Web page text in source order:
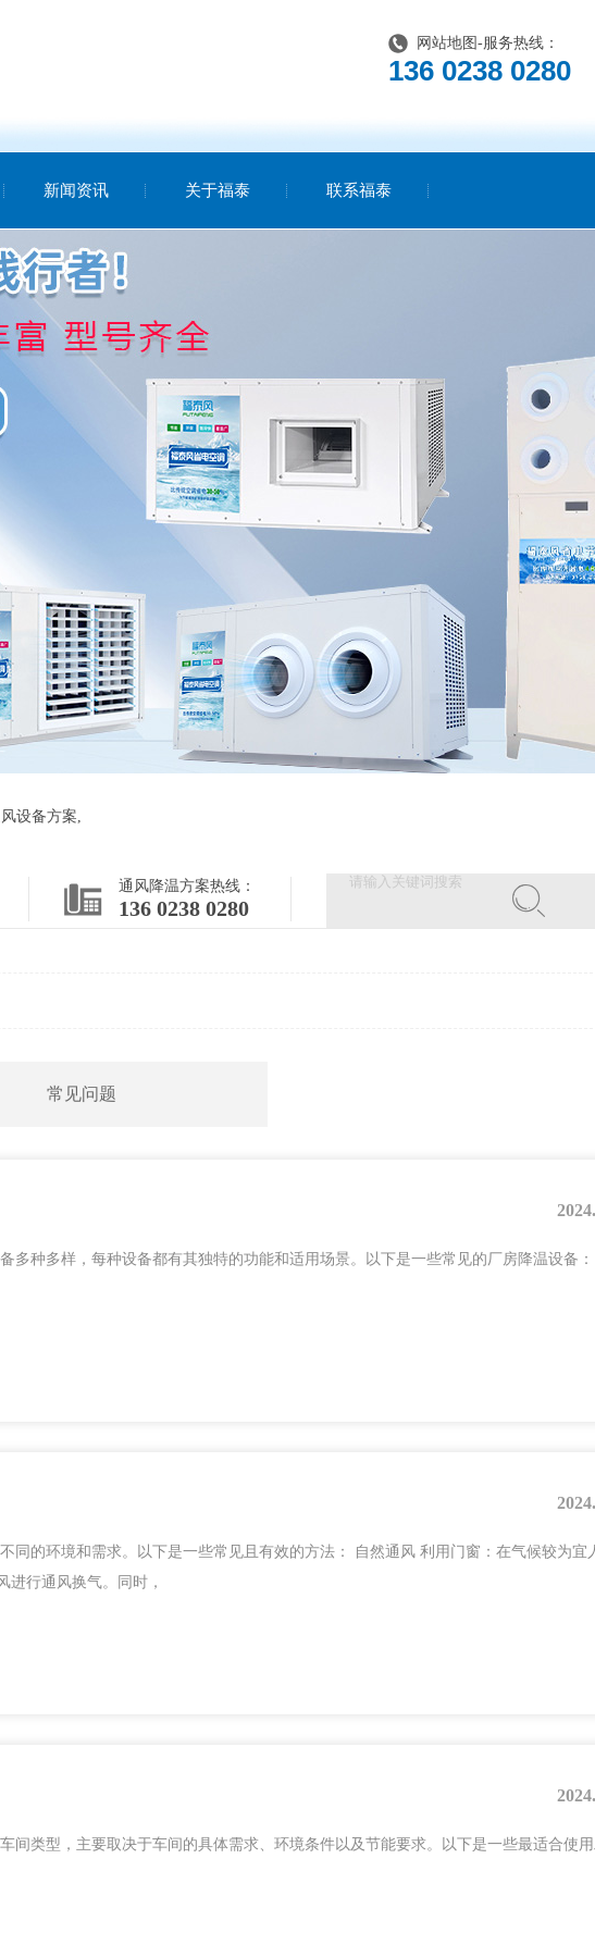
网站地图 -服务热线：
136 0238 0280
新闻资讯 关于福泰 联系福泰
设备方案,
通风降温方案热线：
136 0238 0280
常见问题
多种多样，每种设备都有其独特的功能和适用场景。以下是一些常见的厂房降温设备
同的环境和需求。以下是一些常见且有效的方法： 自然通风 利用门窗：在气候较为宜
进行通风换气。同时，
间类型，主要取决于车间的具体需求、环境条件以及节能要求。以下是一些最适合使